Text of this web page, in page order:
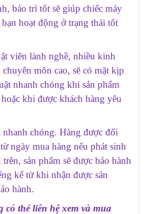
bảo trì tốt sẽ giúp chiếc máy
hoạt động ở trạng thái tốt
viên lành nghề, nhiều kinh
môn cao, sẽ có mặt kịp
nhanh chóng khi sản phẩm
khi được khách hàng yêu
chóng. Hàng được đổi
ngày mua hàng nếu phát sinh
sản phẩm sẽ được bảo hành
kể từ khi nhận được sản
hành.
có thể liên hệ xem và mua